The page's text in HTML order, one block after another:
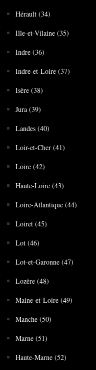
Hérault (34)
Ille-et-Vilaine (35)
Indre (36)
Indre-et-Loire (37)
Isère (38)
Jura (39)
Landes (40)
Loir-et-Cher (41)
Loire (42)
Haute-Loire (43)
Loire-Atlantique (44)
Loiret (45)
Lot (46)
Lot-et-Garonne (47)
Lozère (48)
Maine-et-Loire (49)
Manche (50)
Marne (51)
Haute-Marne (52)